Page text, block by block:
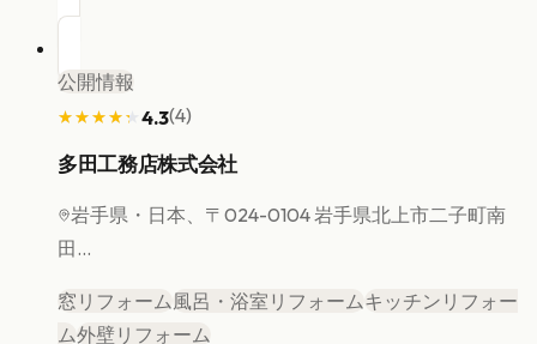
公開情報
★★★★★
★★★★★ 4.3(4)
多田工務店株式会社
岩手県 ・日本、〒024-0104 岩手県北上市二子町南
田...
窓リフォーム 風呂・浴室リフォームキッチンリフォー
ム外壁リフォーム